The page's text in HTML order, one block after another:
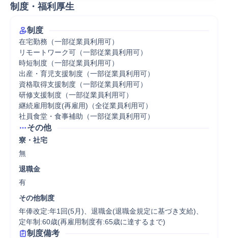
制度・福利厚生
制度
在宅勤務（一部従業員利用可）
リモートワーク可（一部従業員利用可）
時短制度（一部従業員利用可）
出産・育児支援制度（一部従業員利用可）
資格取得支援制度（一部従業員利用可）
研修支援制度（一部従業員利用可）
継続雇用制度(再雇用)（全従業員利用可）
社員食堂・食事補助（一部従業員利用可）
その他
寮・社宅
無
退職金
有
その他制度
年俸改定:年1回(5月)、退職金(退職金規定に基づき支給)、
定年制:60歳(再雇用制度有:65歳に達するまで)
制度備考